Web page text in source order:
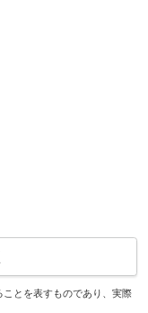
とを表すものであり、実際